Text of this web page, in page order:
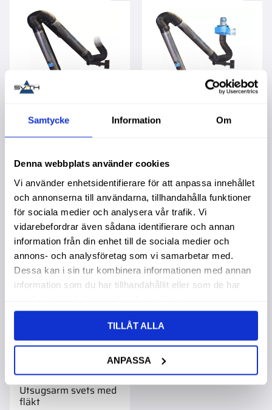
Samtycke Information Om
Denna webbplats använder cookies
Vi använder enhetsidentifierare för att anpassa innehållet
och annonserna till användarna, tillhandahålla funktioner
för sociala medier och analysera vår trafik. Vi
vidarebefordrar även sådana identifierare och annan
information från din enhet till de sociala medier och
annons- och analysföretag som vi samarbetar med.
Dessa kan i sin tur kombinera informationen med annan
information som du har tillhandahållit eller som de har
TILLÅT ALLA
ANPASSA
Svetsutsugsarm
18 999,00:- 43 799,00
Utsugsarm svets med
fläkt
Lägg till i favoriter